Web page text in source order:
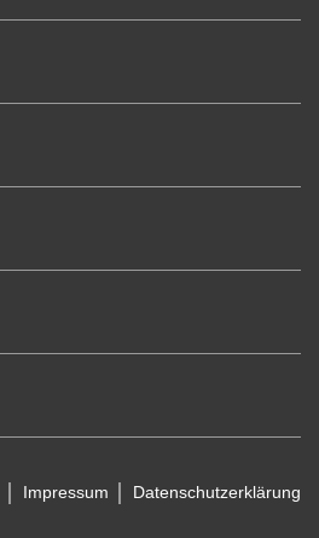
Impressum Datenschutzerklärung